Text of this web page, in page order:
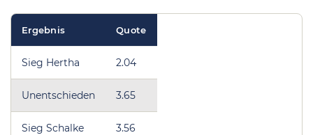
Ergebnis Quote
Sieg Hertha 2.04
Unentschieden 3.65
Sieg Schalke 3.56